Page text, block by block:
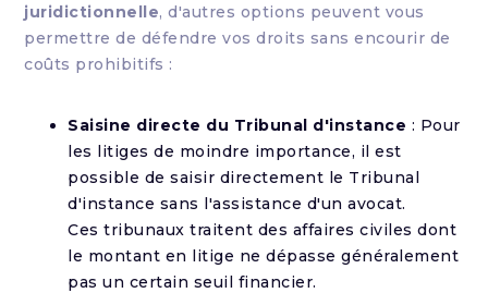
juridictionnelle, d'autres options peuvent vous
permettre de défendre vos droits sans encourir de
coûts prohibitifs :
Saisine directe du Tribunal d'instance : Pour
les litiges de moindre importance, il est
possible de saisir directement le Tribunal
d'instance sans l'assistance d'un avocat.
Ces tribunaux traitent des affaires civiles dont
le montant en litige ne dépasse généralement
pas un certain seuil financier.